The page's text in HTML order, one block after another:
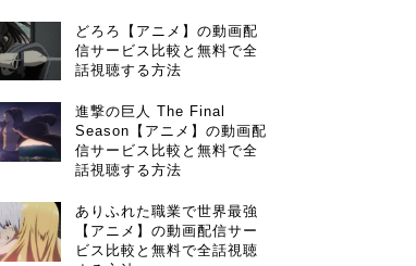
どろろ【アニメ】の動画配
信サービス比較と無料で全
話視聴する方法
進撃の巨人 The Final
Season【アニメ】の動画配
信サービス比較と無料で全
話視聴する方法
ありふれた職業で世界最強
【アニメ】の動画配信サー
ビス比較と無料で全話視聴